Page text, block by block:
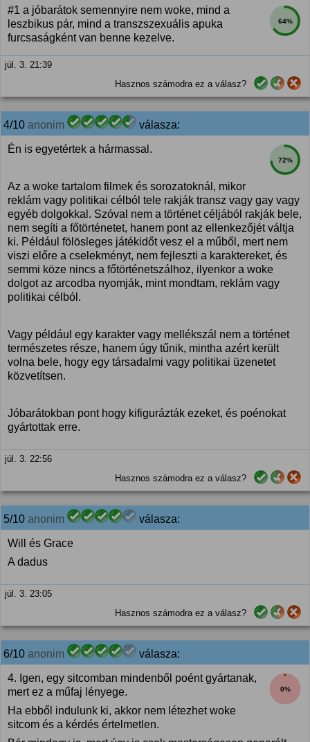
64%
#1 a jóbarátok semennyire nem woke, mind a
leszbikus pár, mind a transzszexuális apuka
furcsaságként van benne kezelve.
júl. 3. 21:39
Hasznos számodra ez a válasz?
4/10 anonim válasza:
72%
Én is egyetértek a hármassal.
Az a woke tartalom filmek és sorozatoknál, mikor
reklám vagy politikai célból tele rakják transz vagy gay vagy
egyéb dolgokkal. Szóval nem a történet céljából rakják bele,
nem segíti a főtörténetet, hanem pont az ellenkezőjét váltja
ki. Például fölösleges játékidőt vesz el a műből, mert nem
viszi előre a cselekményt, nem fejleszti a karaktereket, és
semmi köze nincs a főtörténetszálhoz, ilyenkor a woke
dolgot az arcodba nyomják, mint mondtam, reklám vagy
politikai célból.
Vagy például egy karakter vagy mellékszál nem a történet
természetes része, hanem úgy tűnik, mintha azért került
volna bele, hogy egy társadalmi vagy politikai üzenetet
közvetítsen.
Jóbarátokban pont hogy kifigurázták ezeket, és poénokat
gyártottak erre.
júl. 3. 22:56
Hasznos számodra ez a válasz?
5/10 anonim válasza:
Will és Grace
A dadus
júl. 3. 23:05
Hasznos számodra ez a válasz?
6/10 anonim válasza:
0%
4. Igen, egy sitcomban mindenből poént gyártanak,
mert ez a műfaj lényege.
Ha ebből indulunk ki, akkor nem létezhet woke
sitcom és a kérdés értelmetlen.